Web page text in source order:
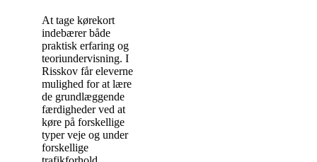
At tage kørekort
indebærer både
praktisk erfaring og
teoriundervisning. I
Risskov får eleverne
mulighed for at lære
de grundlæggende
færdigheder ved at
køre på forskellige
typer veje og under
forskellige